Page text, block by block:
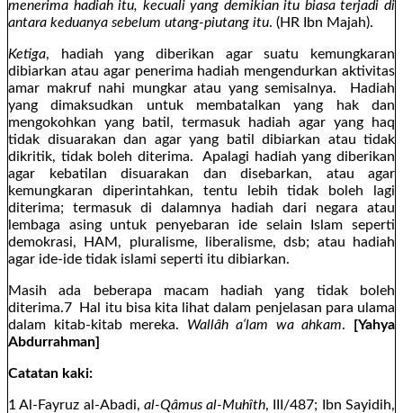
menerima hadiah itu, kecuali yang demikian itu biasa terjadi di
antara keduanya sebelum utang-piutang itu. (HR Ibn Majah).
Ketiga, hadiah yang diberikan agar suatu kemungkaran
dibiarkan atau agar penerima hadiah mengendurkan aktivitas
amar makruf nahi mungkar atau yang semisalnya. Hadiah
yang dimaksudkan untuk membatalkan yang hak dan
mengokohkan yang batil, termasuk hadiah agar yang haq
tidak disuarakan dan agar yang batil dibiarkan atau tidak
dikritik, tidak boleh diterima. Apalagi hadiah yang diberikan
agar kebatilan disuarakan dan disebarkan, atau agar
kemungkaran diperintahkan, tentu lebih tidak boleh lagi
diterima; termasuk di dalamnya hadiah dari negara atau
lembaga asing untuk penyebaran ide selain Islam seperti
demokrasi, HAM, pluralisme, liberalisme, dsb; atau hadiah
agar ide-ide tidak islami seperti itu dibiarkan.
Masih ada beberapa macam hadiah yang tidak boleh
diterima.7 Hal itu bisa kita lihat dalam penjelasan para ulama
dalam kitab-kitab mereka. Wallâh a‘lam wa ahkam. [Yahya
Abdurrahman]
Catatan kaki:
1 Al-Fayruz al-Abadi, al-Qâmus al-Muhîth, III/487; Ibn Sayidih,